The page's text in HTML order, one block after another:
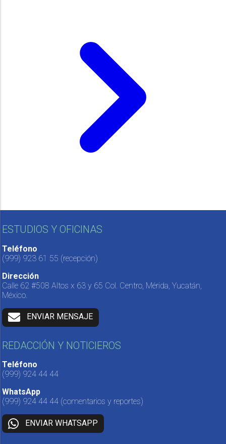
ESTUDIOS Y OFICINAS
Teléfono
(999) 923 61 55 (recepción)
Dirección
Calle 62 #508 Altos x 63 y 65 Col. Centro, Mérida, Yucatán,
México.
ENVIAR MENSAJE
REDACCIÓN Y NOTICIEROS
Teléfono
(999) 924 44 44
WhatsApp
(999) 924 44 44 (comentarios y reportes)
ENVIAR WHATSAPP